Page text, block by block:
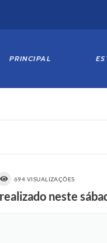
PRINCIPAL
694 VISUALIZAÇÕES
neste